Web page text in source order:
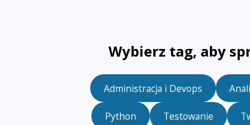
Wybierz tag, aby
Administracja i Devops
Python Testowanie